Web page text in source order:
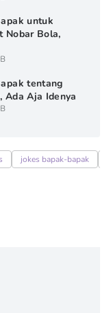
untuk
Nobar Bola,
tentang
Ada Aja Idenya
jokes bapak-bapak